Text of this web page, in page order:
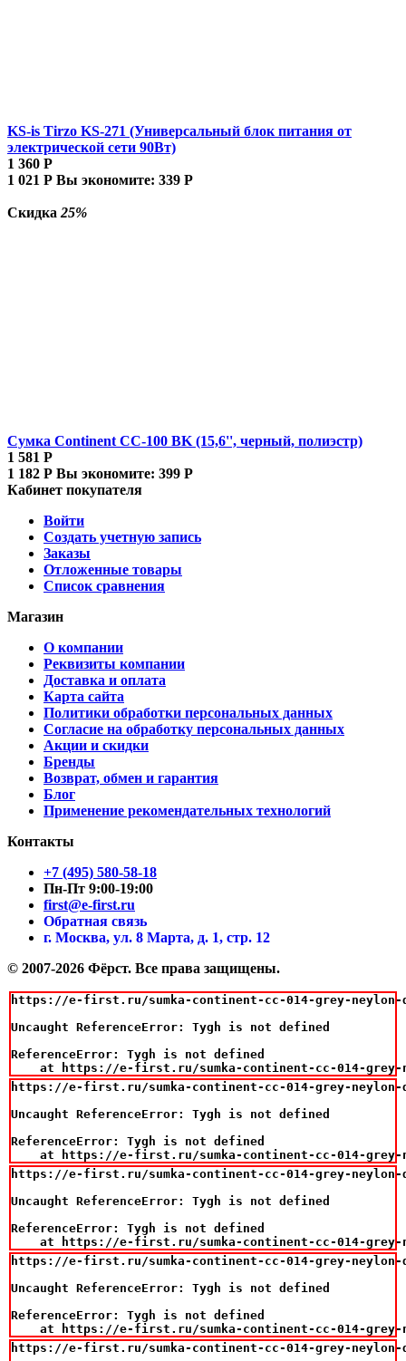
KS-is Tirzo KS-271 (Универсальный блок питания от
электрической сети 90Вт)
1 360 Р
1 021 Р Вы экономите: 339 Р
Скидка 25%
Сумка Continent CC-100 BK (15,6'', черный, полиэстр)
1 581 Р
1 182 Р Вы экономите: 399 Р
Кабинет покупателя
Войти
Создать учетную запись
Заказы
Отложенные товары
Список сравнения
Магазин
О компании
Реквизиты компании
Доставка и оплата
Карта сайта
Политики обработки персональных данных
Согласие на обработку персональных данных
Акции и скидки
Бренды
Возврат, обмен и гарантия
Блог
Применение рекомендательных технологий
Контакты
+7 (495) 580-58-18
Пн-Пт 9:00-19:00
first@e-first.ru
Обратная связь
г. Москва, ул. 8 Марта, д. 1, стр. 12
© 2007-2026 Фёрст. Все права защищены.
https://e-first.ru/sumka-continent-cc-014-grey-neylon-
Uncaught ReferenceError: Tygh is not defined
ReferenceError: Tygh is not defined
at https://e-first.ru/sumka-continent-cc-014-
https://e-first.ru/sumka-continent-cc-014-grey-neylon-
Uncaught ReferenceError: Tygh is not defined
ReferenceError: Tygh is not defined
at https://e-first.ru/sumka-continent-cc-014-
https://e-first.ru/sumka-continent-cc-014-grey-neylon-
Uncaught ReferenceError: Tygh is not defined
ReferenceError: Tygh is not defined
at https://e-first.ru/sumka-continent-cc-014-
https://e-first.ru/sumka-continent-cc-014-grey-neylon-
Uncaught ReferenceError: Tygh is not defined
ReferenceError: Tygh is not defined
at https://e-first.ru/sumka-continent-cc-014-
https://e-first.ru/sumka-continent-cc-014-grey-neylon-